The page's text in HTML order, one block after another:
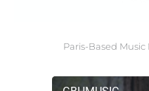
Paris-Based